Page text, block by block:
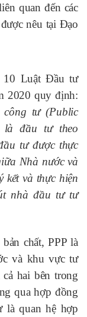
quan đến các
nêu tại Đạo
10 Luật Đầu tư
2020 quy định:
tư (Public
là đầu tư theo
tư được thực
Nhà nước và
kết và thực hiện
nhà đầu tư tư
chất, PPP là
và khu vực tư
hai bên trong
qua hợp đồng
là quan hệ hợp